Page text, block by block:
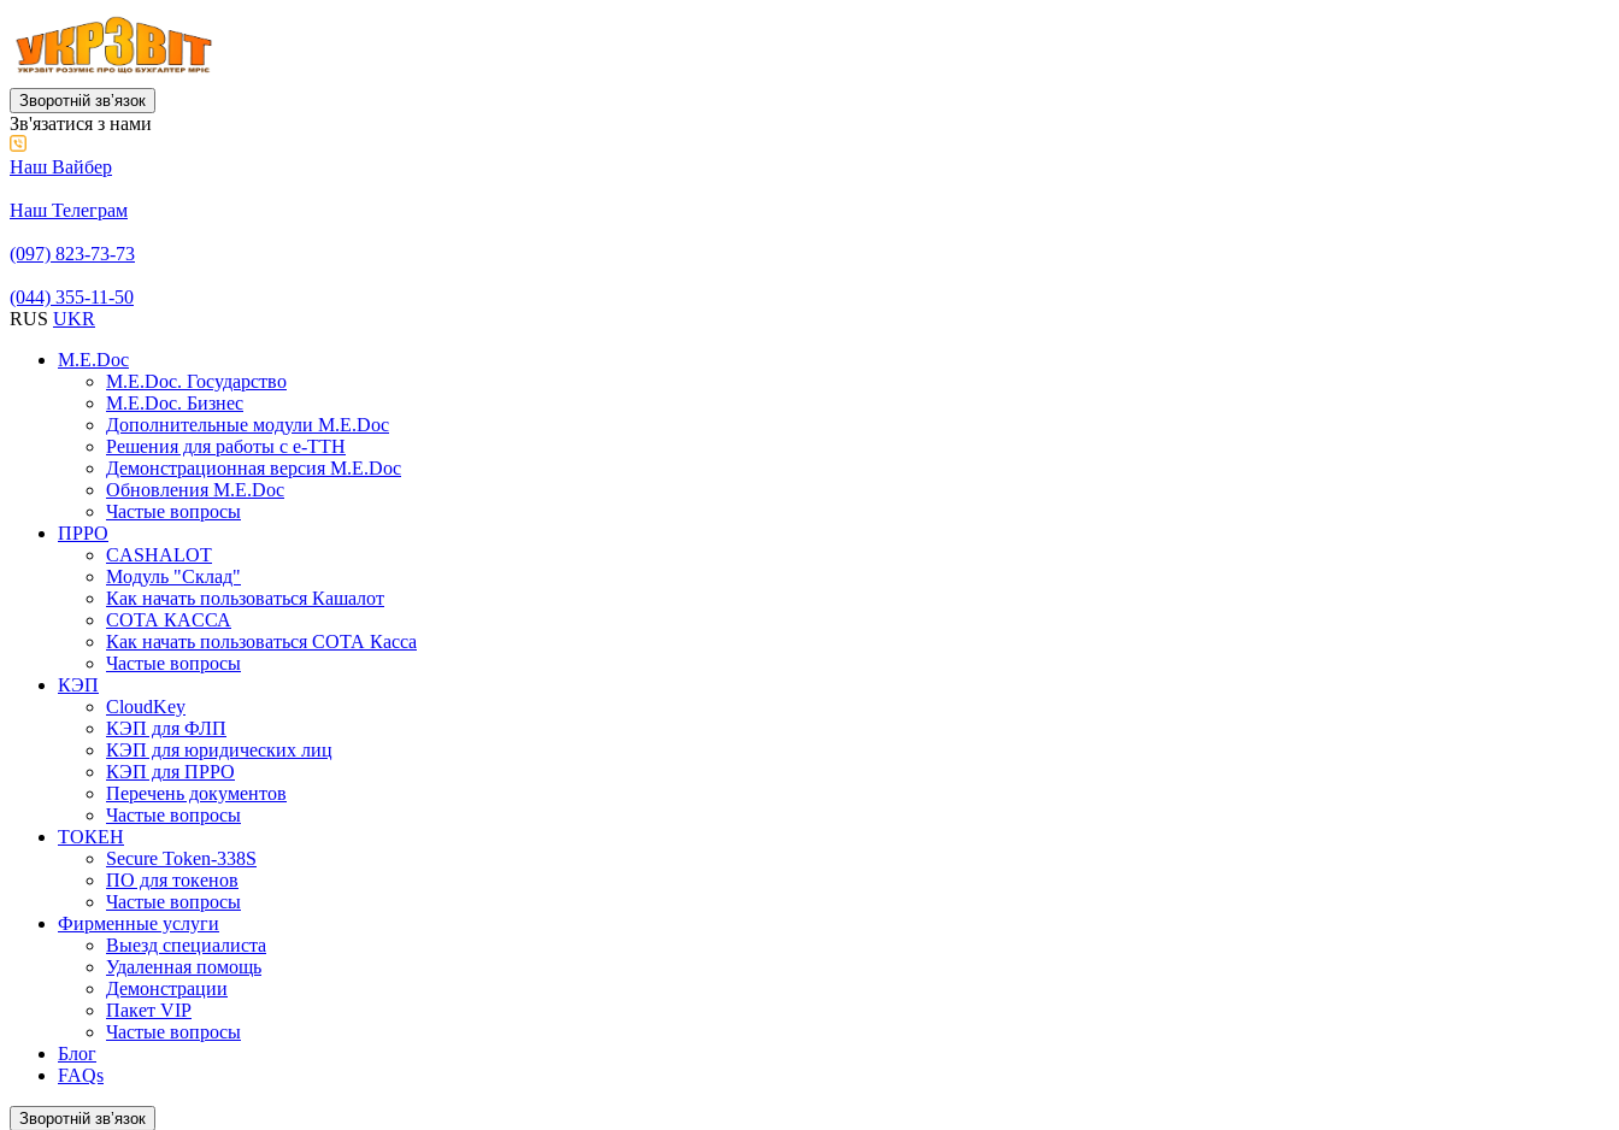
Зворотній звʼязок
Зв'язатися з нами
Наш Вайбер
Наш Телеграм
(097) 823-73-73
(044) 355-11-50
RUS UKR
M.E.Doc
M.E.Doc. Государство
M.E.Doc. Бизнес
Дополнительные модули M.E.Doc
Решения для работы с е-ТТН
Демонстрационная версия M.E.Doc
Обновления M.E.Doc
Частые вопросы
ПРРО
CASHALOT
Модуль "Склад"
Как начать пользоваться Кашалот
СОТА КАCСА
Как начать пользоваться СОТА Касса
Частые вопросы
КЭП
CloudKey
КЭП для ФЛП
КЭП для юридических лиц
КЭП для ПРРО
Перечень документов
Частые вопросы
ТОКЕН
Secure Token-338S
ПО для токенов
Частые вопросы
Фирменные услуги
Выезд специалиста
Удаленная помощь
Демонстрации
Пакет VIP
Частые вопросы
Блог
FAQs
Зворотній звʼязок